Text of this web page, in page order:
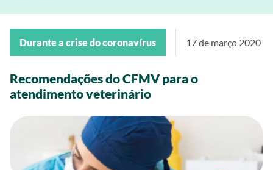
Durante a crise do coronavírus 17 de março 2020
Recomendações do CFMV para o
atendimento veterinário